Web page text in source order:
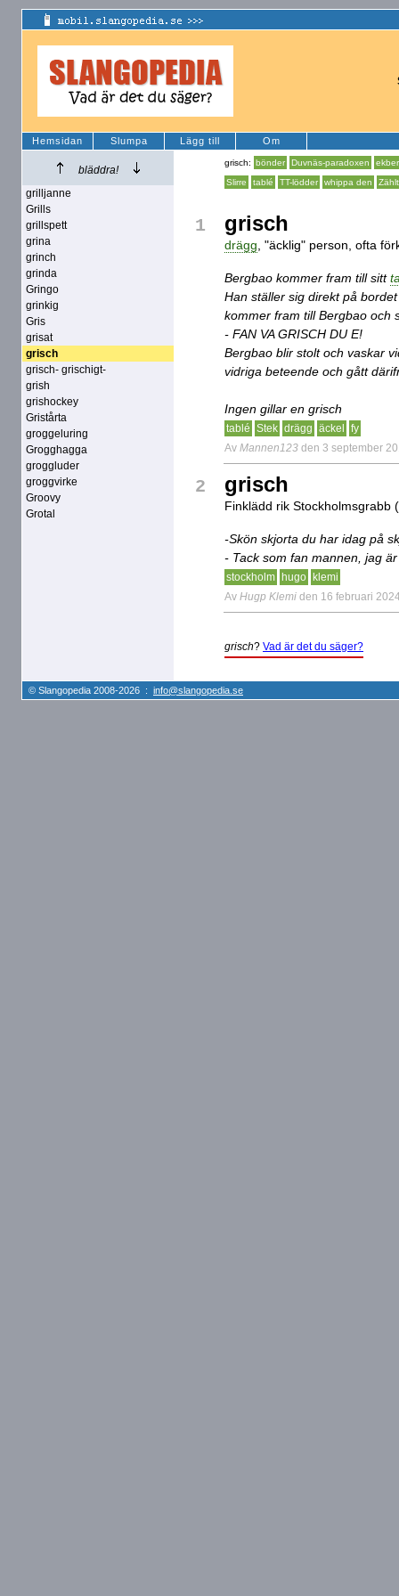
Hemsidan Slumpa Lägg till Om
bläddra!
grilljanne
Grills
grillspett
grina
grinch
grinda
Gringo
grinkig
Gris
grisat
grisch
grisch- grischigt-
grish
grishockey
Gristårta
groggeluring
Grogghagga
groggluder
groggvirke
Groovy
Grotal
grisch: bönder Duvnäs-paradoxen
Slirre
tablé TT-lödder whippa den Zählt
1 grisch
drägg , "äcklig" person, ofta
Bergbao kommer fram till sitt
Han ställer sig direkt på
kommer fram till Bergbao och
- FAN VA GRISCH DU E!
Bergbao blir stolt och vaskar
vidriga beteende och gått
Ingen gillar en grisch
tablé Stek drägg äckel
fy
Av Mannen123 den 3 september
2 grisch
Finklädd rik Stockholmsgrabb
-Skön skjorta du har idag på
- Tack som fan mannen, jag
stockholm hugo
klemi
Av Hugp Klemi den 16 februari
grisch? Vad är det du säger?
© Slangopedia 2008-2026 : info@slangopedia.se